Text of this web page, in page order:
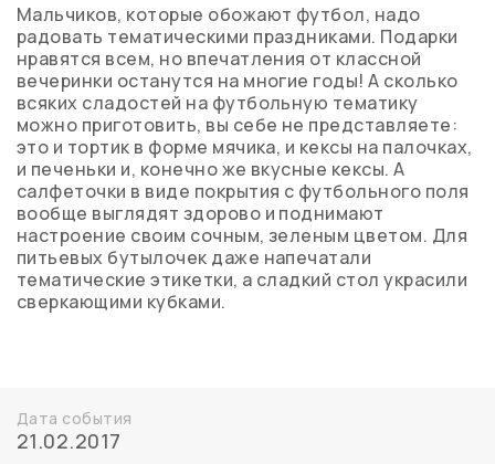
Мальчиков, которые обожают футбол, надо
радовать тематическими праздниками. Подарки
нравятся всем, но впечатления от классной
вечеринки останутся на многие годы! А сколько
всяких сладостей на футбольную тематику
можно приготовить, вы себе не представляете:
это и тортик в форме мячика, и кексы на палочках,
и печеньки и, конечно же вкусные кексы. А
салфеточки в виде покрытия с футбольного поля
вообще выглядят здорово и поднимают
настроение своим сочным, зеленым цветом. Для
питьевых бутылочек даже напечатали
тематические этикетки, а сладкий стол украсили
сверкающими кубками.
Дата события
21.02.2017